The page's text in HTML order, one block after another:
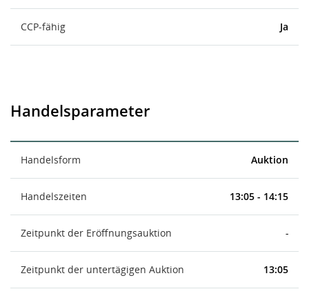
CCP-fähig Ja
Handelsparameter
Handelsform Auktion
Handelszeiten 13:05 - 14:15
Zeitpunkt der Eröffnungsauktion -
Zeitpunkt der untertägigen Auktion 13:05